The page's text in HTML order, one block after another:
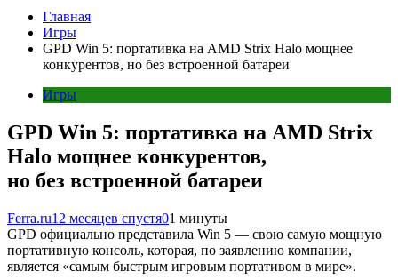
Главная
Игры
GPD Win 5: портативка на AMD Strix Halo мощнее
конкурентов, но без встроенной батареи
Игры
GPD Win 5: портативка на AMD Strix
Halo мощнее конкурентов,
но без встроенной батареи
Ferra.ru12 месяцев спустя01 минуты
GPD официально представила Win 5 — свою самую мощную
портативную консоль, которая, по заявлению компании,
является «самым быстрым игровым портативом в мире».